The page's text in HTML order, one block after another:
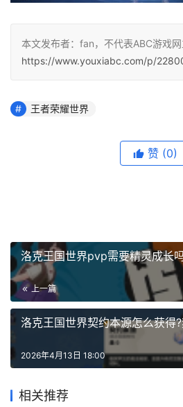
本文发布者：fan，不代表ABC游戏网
https://www.youxiabc.com/p/
王者荣耀世界
赞 (0)
洛克王国世界pvp需要精灵成长
上一篇
洛克王国世界契约本源怎么获得
2026年4月13日 18:00
相关推荐